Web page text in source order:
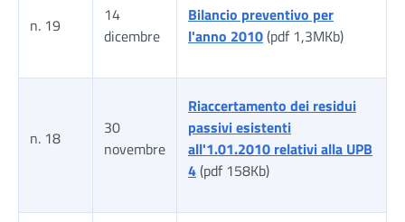
n. 19
14
dicembre
Bilancio preventivo per
l'anno 2010(pdf 1,3MKb)
n. 18
30
novembre
Riaccertamento dei residui
passivi esistenti
all'1.01.2010 relativi alla UPB
4(pdf 158Kb)